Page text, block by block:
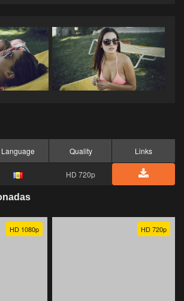
Language Quality Links
HD 720p
HD 1080p HD 720p